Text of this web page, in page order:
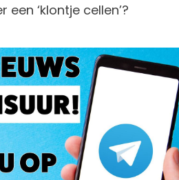
‘klontje cellen’?